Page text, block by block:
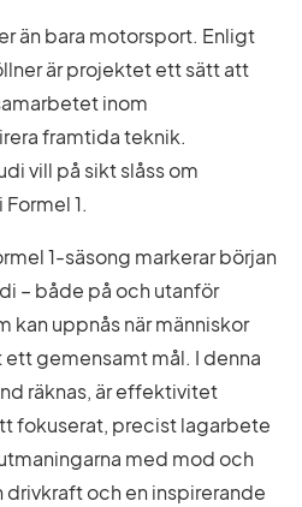
än bara motorsport. Enligt
är projektet ett sätt att
inom
framtida teknik.
vill på sikt slåss om
1.
1-säsong markerar början
– både på och utanför
kan uppnås när människor
gemensamt mål. I denna
räknas, är effektivitet
fokuserat, precist lagarbete
med mod och
och en inspirerande